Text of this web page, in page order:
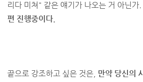
리다 미쳐" 같은 얘기가 나오는 거 아닌가.
편 진행중이다.
끝으로 강조하고 싶은 것은, 만약 당신의